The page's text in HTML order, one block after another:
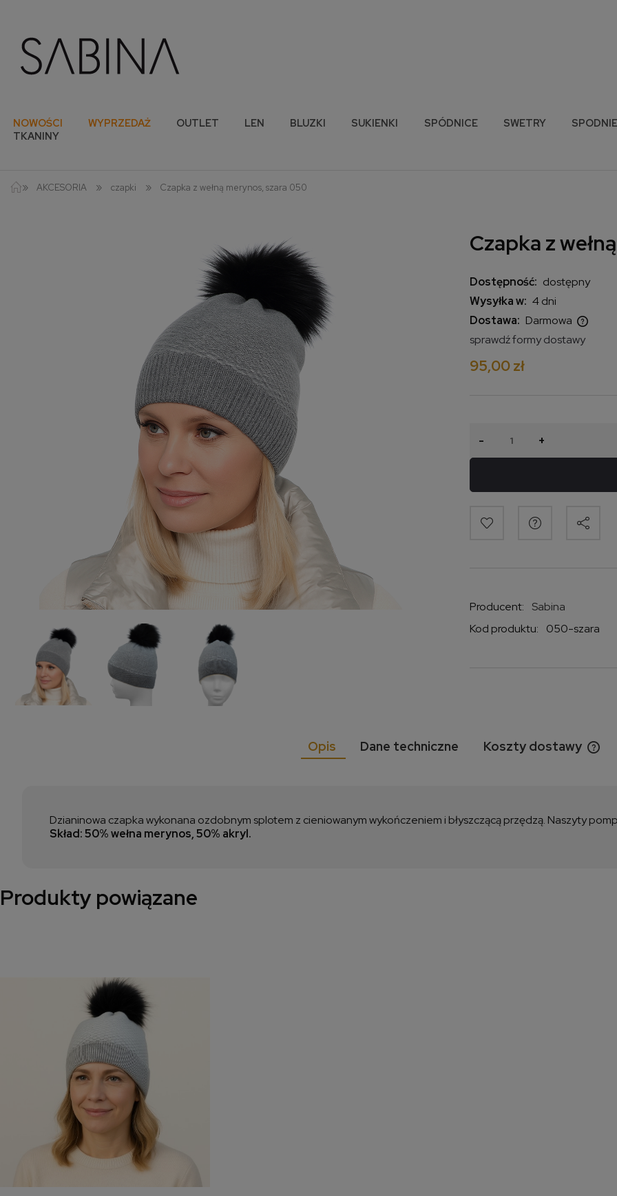
NOWOŚCI WYPRZEDAŻ OUTLET LEN BLUZKI SUKIENKI SPÓDNICE SWETRY SPODNIE
TKANINY
» AKCESORIA » czapki » Czapka z wełną merynos, szara 050
Czapka z
Dostępność: dostępny
Wysyłka w: 4 dni
Dostawa: Darmowa
kosztów płatności
sprawdź formy dostawy
95,00 zł
- +
Producent:
Sabina
Kod produktu:
050-szara
Opis Dane techniczne Koszty dostawy
Dzianinowa czapka wykonana ozdobnym splotem z cieniowanym wykończeniem i błyszczącą przędzą. Naszyty
Skład: 50% wełna merynos, 50% akryl.
Produkty powiązane